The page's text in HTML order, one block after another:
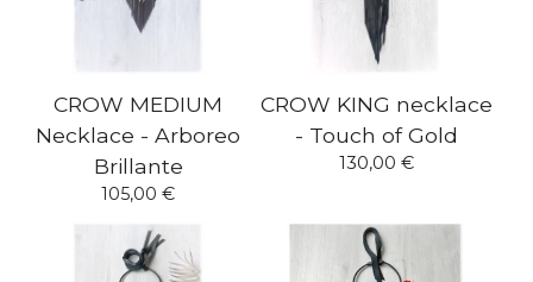
CROW MEDIUM
Necklace - Arboreo
Brillante
105,00 €
CROW KING necklace
- Touch of Gold
130,00 €